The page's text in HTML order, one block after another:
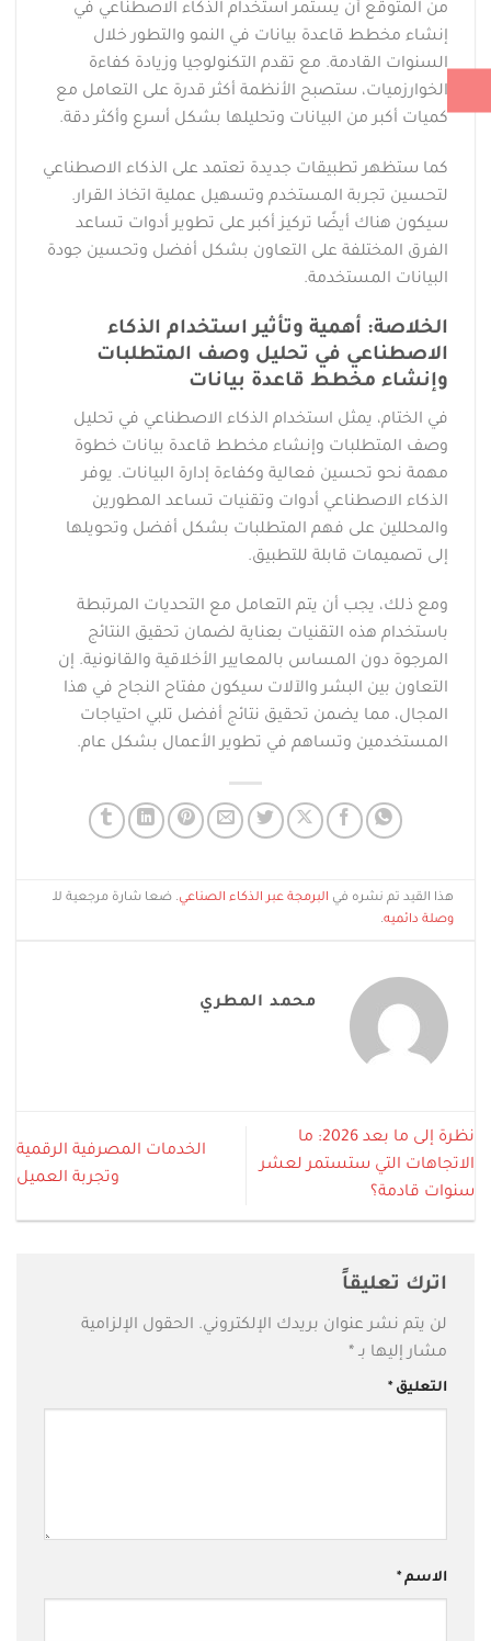
من المتوقع أن يستمر استخدام الذكاء الاصطناعي في
إنشاء مخطط قاعدة بيانات في النمو والتطور خلال
السنوات القادمة. مع تقدم التكنولوجيا وزيادة كفاءة
الخوارزميات، ستصبح الأنظمة أكثر قدرة على التعامل مع
كميات أكبر من البيانات وتحليلها بشكل أسرع وأكثر دقة.
كما ستظهر تطبيقات جديدة تعتمد على الذكاء الاصطناعي
لتحسين تجربة المستخدم وتسهيل عملية اتخاذ القرار.
سيكون هناك أيضًا تركيز أكبر على تطوير أدوات تساعد
الفرق المختلفة على التعاون بشكل أفضل وتحسين جودة
البيانات المستخدمة.
الخلاصة: أهمية وتأثير استخدام الذكاء
الاصطناعي في تحليل وصف المتطلبات
وإنشاء مخطط قاعدة بيانات
في الختام، يمثل استخدام الذكاء الاصطناعي في تحليل
وصف المتطلبات وإنشاء مخطط قاعدة بيانات خطوة
مهمة نحو تحسين فعالية وكفاءة إدارة البيانات. يوفر
الذكاء الاصطناعي أدوات وتقنيات تساعد المطورين
والمحللين على فهم المتطلبات بشكل أفضل وتحويلها
إلى تصميمات قابلة للتطبيق.
ومع ذلك، يجب أن يتم التعامل مع التحديات المرتبطة
باستخدام هذه التقنيات بعناية لضمان تحقيق النتائج
المرجوة دون المساس بالمعايير الأخلاقية والقانونية. إن
التعاون بين البشر والآلات سيكون مفتاح النجاح في هذا
المجال، مما يضمن تحقيق نتائج أفضل تلبي احتياجات
المستخدمين وتساهم في تطوير الأعمال بشكل عام.
هذا القيد تم نشره في البرمجة عبر الذكاء الصناعي. ضعا شارة مرجعية للـ
وصلة دائميه.
محمد المطري
​نظرة إلى ما بعد 2026: ما
الاتجاهات التي ستستمر لعشر
سنوات قادمة؟
الخدمات المصرفية الرقمية
وتجربة العميل
اترك تعليقاً
لن يتم نشر عنوان بريدك الإلكتروني. الحقول الإلزامية
مشار إليها بـ *
التعليق *
الاسم *